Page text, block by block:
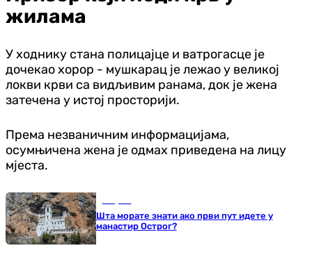
жилама
У ходнику стана полицајце и ватрогасце је
дочекао хорор - мушкарац је лежао у великој
локви крви са видљивим ранама, док је жена
затечена у истој просторији.
Према незваничним информацијама,
осумњичена жена је одмах приведена на лицу
мјеста.
Шта морате знати ако први пут идете у
манастир Острог?